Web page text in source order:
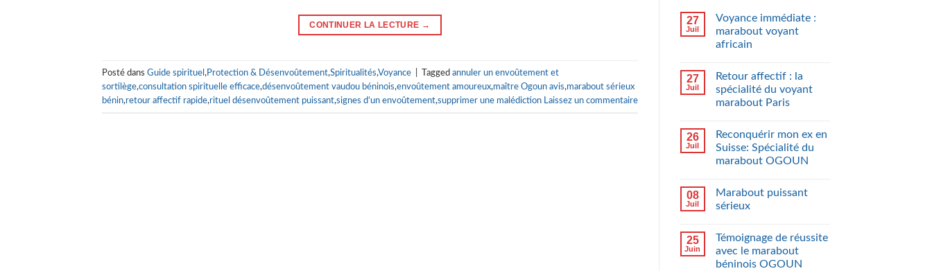
CONTINUER LA LECTURE →
Posté dans Guide spirituel , Protection & Désenvoûtement,Spiritualités,Voyance Tagged annuler un envoûtement et
sortilège,consultation spirituelle efficace,désenvoûtement vaudou béninois,envoûtement amoureux,maître Ogoun avis,marabout sérieux
bénin,retour affectif rapide,rituel désenvoûtement puissant,signes d’un envoûtement,supprimer une malédiction Laissez un commentaire
27
Juil
Voyance immédiate :
marabout voyant
africain
27
Juil
Retour affectif : la
spécialité du voyant
marabout Paris
26
Juil
Reconquérir mon ex en
Suisse: Spécialité du
marabout OGOUN
08
Juil
Marabout puissant
sérieux
25
Juin
Témoignage de réussite
avec le marabout
béninois OGOUN